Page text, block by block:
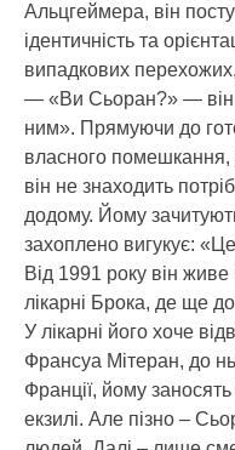
Альцгеймера, він
ідентичність та
випадкових перехожих,
— «Ви Сьоран?» — він
ним». Прямуючи до
власного помешкання,
він не знаходить
додому. Йому
захоплено вигукує:
Від 1991 року він живе
лікарні Брока, де ще
У лікарні його хоче
Франсуа Мітеран, до
Франції, йому
екзилі. Але пізно –